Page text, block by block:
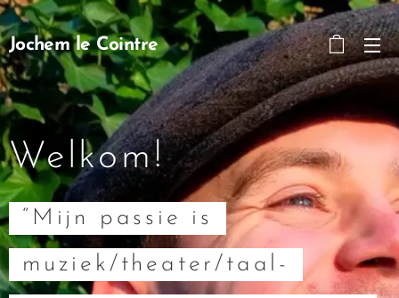
Jochem le Cointre
Welkom!
“Mijn passie is
muziek/theater/taal-